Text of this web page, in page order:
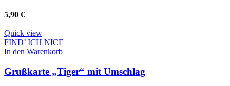
mehrere
Produktseite
5,90 €
Quick view
FIND’ ICH NICE
In den Warenkorb
Grußkarte „Tiger“ mit Umschlag